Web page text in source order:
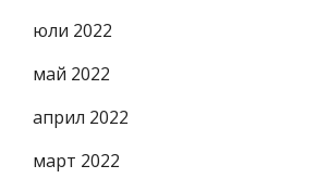
юли 2022
май 2022
април 2022
март 2022